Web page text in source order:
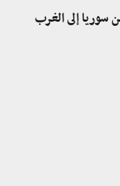
سوريا إلى الغرب